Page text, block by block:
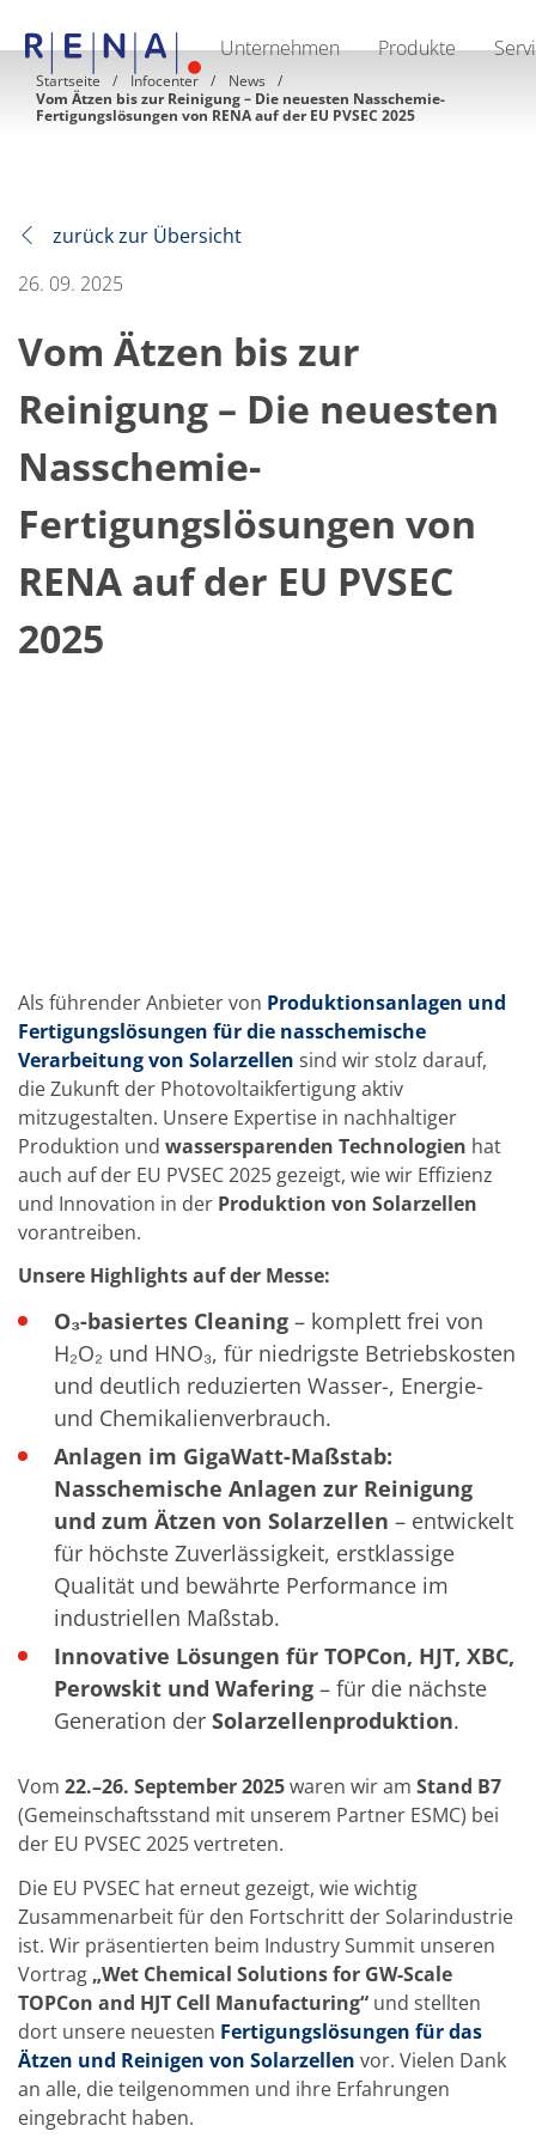
Unternehmen Produkte
EN DE CN
Unternehmen
Nachhaltigkeit
RENA North America
RENA Polska
RENA weltweit
Halbleiter
Batch-Eintauchen
Einzelwaferbearbeitung
Wafering
Galvanik
Wafer-Trocknung
Erneuerbare Energien
Solarwafer
Solarzelle Inline
Solarzelle Batch
MedTech
Medizinische Komponenten
Training
Technologie
Technologiezentren
Prozesstechnologie
TruEtch - Metallätzung
Fluidjet - Metall-Abhebung
SiEtch – KOH-Ätzen
Ätzen
Texturierung
Galvanik
Innovationen
Battery Technology
Fortschrittliches chemisches Ätzen
Proprietäre Software
FlowLogX - Smart Connectivity Platform
Infocenter
Downloads
Presse
Messen
Glossar
Carrier
DI Wasser
Footprint
SECS/GEM
Einzelwafer Bearbeitung
TruEtch®
Marangoni Dryer
Karriere
Benefits
Ausbildung & Studium
Studium
Praktikum
News Ausbildung & Studium
RENA als Arbeitgeber
Bewerben bei RENA
Stellenangebote
Kontakt
Kontaktformular Lieferant
Kontaktformular
Kontaktformular Service
Internationale Kontakte
Kontakt Customer Service
Expert Blog
Startseite Infocenter
News
Vom Ätzen bis zur Reinigung – Die neuesten Nasschemie-
Fertigungslösungen von RENA auf der EU PVSEC 2025
zurück zur Übersicht
26. 09. 2025
Vom Ätzen bis zur
Reinigung – Die neuesten
Nasschemie-
Fertigungslösungen von
RENA auf der EU PVSEC
2025
Als führender Anbieter von Produktionsanlagen und
Fertigungslösungen für die nasschemische
Verarbeitung von Solarzellen sind wir stolz darauf,
die Zukunft der Photovoltaikfertigung aktiv
mitzugestalten. Unsere Expertise in nachhaltiger
Produktion und wassersparenden Technologien hat
auch auf der EU PVSEC 2025 gezeigt, wie wir Effizienz
und Innovation in der Produktion von Solarzellen
vorantreiben.
Unsere Highlights auf der Messe:
O₃-basiertes Cleaning – komplett frei von
H₂O₂ und HNO₃, für niedrigste Betriebskosten
und deutlich reduzierten Wasser-, Energie-
und Chemikalienverbrauch.
Anlagen im GigaWatt-Maßstab:
Nasschemische Anlagen zur Reinigung
und zum Ätzen von Solarzellen – entwickelt
für höchste Zuverlässigkeit, erstklassige
Qualität und bewährte Performance im
industriellen Maßstab.
Innovative Lösungen für TOPCon, HJT, XBC,
Perowskit und Wafering – für die nächste
Generation der Solarzellenproduktion.
Vom 22.–26. September 2025waren wir am Stand B7
(Gemeinschaftsstand mit unserem Partner ESMC) bei
der EU PVSEC 2025 vertreten.
Die EU PVSEC hat erneut gezeigt, wie wichtig
Zusammenarbeit für den Fortschritt der Solarindustrie
ist. Wir präsentierten beim Industry Summit unseren
Vortrag „Wet Chemical Solutions for GW-Scale
TOPCon and HJT Cell Manufacturing“ und stellten
dort unsere neuesten Fertigungslösungen für das
Ätzen und Reinigen von Solarzellen vor. Vielen Dank
an alle, die teilgenommen und ihre Erfahrungen
eingebracht haben.